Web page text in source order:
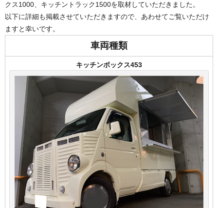
クス1000、キッチントラック1500を取材していただきました。
以下に詳細も掲載させていただきますので、あわせてご覧いただけ
ますと幸いです。
車両種類
キッチンボックス453